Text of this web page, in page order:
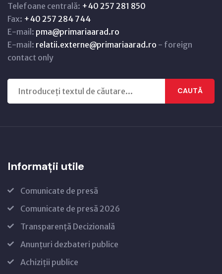
Telefoane centrală: +40 257 281 850
Fax: +40 257 284 744
E-mail: pma@primariaarad.ro
E-mail: relatii.externe@primariaarad.ro - foreign
contact only
CAUTĂ
Informații utile
Comunicate de presă
Comunicate de presă 2026
Transparență Decizională
Anunțuri dezbateri publice
Achiziții publice